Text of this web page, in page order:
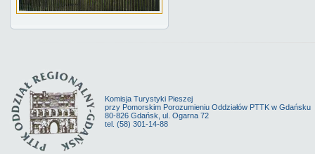
Komisja Turystyki Pieszej
przy Pomorskim Porozumieniu Oddziałów PTTK w Gdańsku
80-826 Gdańsk, ul. Ogarna 72
tel. (58) 301-14-88